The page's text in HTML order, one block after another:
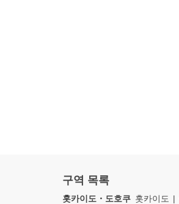
구역 목록
홋카이도・도호쿠 홋카이도